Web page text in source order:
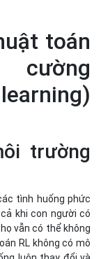
tình huống phức
khi con người có
vẫn có thể không
RL không có mô
luôn thay đổi và
người
người gắn nhãn
dụng thuật toán
Đồng thời, chúng
người, tạo ra các
và sự điều chỉnh